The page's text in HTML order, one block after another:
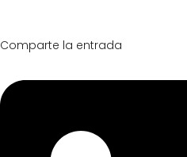
Comparte la entrada